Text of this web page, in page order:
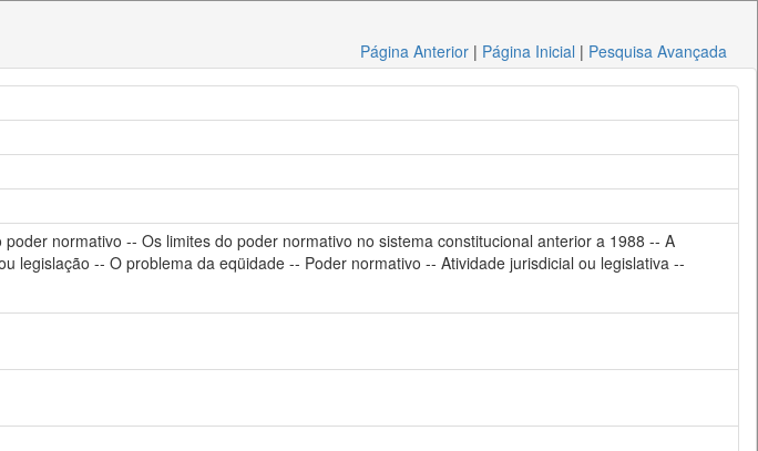
Página Anterior | Página Inicial | Pesquisa Avançada
normativo -- Os limites do poder normativo no sistema constitucional anterior a 1988 -- A
legislação -- O problema da eqüidade -- Poder normativo -- Atividade jurisdicial ou legislativa --